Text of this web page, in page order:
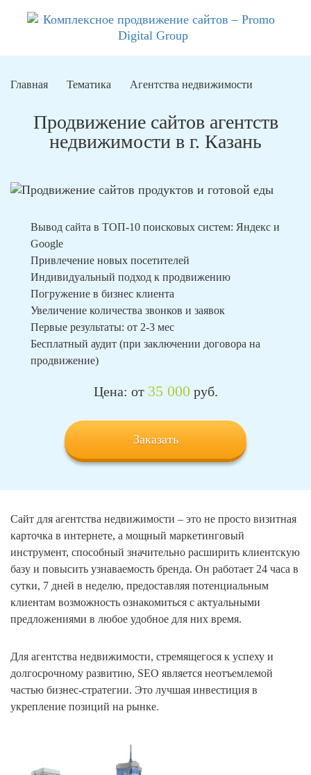
Главная Тематика Агентства недвижимости
Продвижение сайтов агентств
недвижимости в г. Казань
Вывод сайта в ТОП-10 поисковых систем: Яндекс и
Google
Привлечение новых посетителей
Индивидуальный подход к продвижению
Погружение в бизнес клиента
Увеличение количества звонков и заявок
Первые результаты: от 2-3 мес
Бесплатный аудит (при заключении договора на
продвижение)
Цена: от 35 000руб.
Заказать
Сайт для агентства недвижимости – это не просто визитная
карточка в интернете, а мощный маркетинговый
инструмент, способный значительно расширить клиентскую
базу и повысить узнаваемость бренда. Он работает 24 часа в
сутки, 7 дней в неделю, предоставляя потенциальным
клиентам возможность ознакомиться с актуальными
предложениями в любое удобное для них время.
Для агентства недвижимости, стремящегося к успеху и
долгосрочному развитию, SEO является неотъемлемой
частью бизнес-стратегии. Это лучшая инвестиция в
укрепление позиций на рынке.